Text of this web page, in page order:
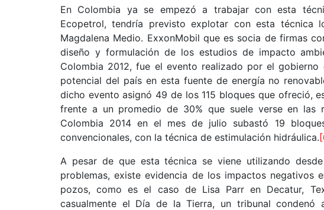
En Colombia ya se empezó a trabajar con esta
Ecopetrol, tendría previsto explotar con esta técnica
Magdalena Medio. ExxonMobil que es socia de firmas
diseño y formulación de los estudios de impacto
Colombia 2012, fue el evento realizado por el
potencial del país en esta fuente de energía no
dicho evento asignó 49 de los 115 bloques que ofreció,
frente a un promedio de 30% que suele verse en las
Colombia 2014 en el mes de julio subastó 19
convencionales, con la técnica de estimulación hidráulica.
A pesar de que esta técnica se viene utilizando
problemas, existe evidencia de los impactos negativos
pozos, como es el caso de Lisa Parr en Decatur,
casualmente el Día de la Tierra, un tribunal condenó